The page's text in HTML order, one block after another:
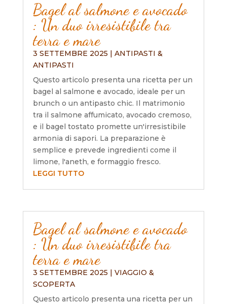
Bagel al salmone e avocado
: Un duo irresistibile tra
terra e mare
3 SETTEMBRE 2025
ANTIPASTI &
ANTIPASTI
Questo articolo presenta una ricetta per un
bagel al salmone e avocado, ideale per un
brunch o un antipasto chic. Il matrimonio
tra il salmone affumicato, avocado cremoso,
e il bagel tostato promette un'irresistibile
armonia di sapori. La preparazione è
semplice e prevede ingredienti come il
limone, l'aneth, e formaggio fresco.
LEGGI TUTTO
Bagel al salmone e avocado
: Un duo irresistibile tra
terra e mare
3 SETTEMBRE 2025 | VIAGGIO &
SCOPERTA
Questo articolo presenta una ricetta per un